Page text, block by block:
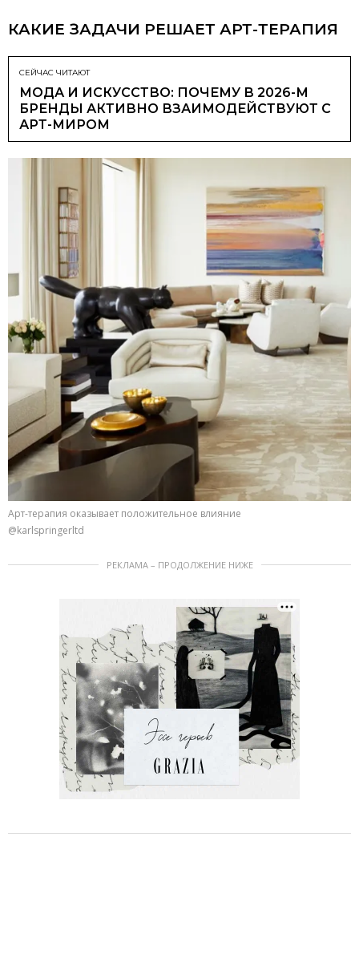
КАКИЕ ЗАДАЧИ РЕШАЕТ АРТ-ТЕРАПИЯ
СЕЙЧАС ЧИТАЮТ
МОДА И ИСКУССТВО: ПОЧЕМУ В 2026-М
БРЕНДЫ АКТИВНО ВЗАИМОДЕЙСТВУЮТ С
АРТ-МИРОМ
Арт-терапия оказывает положительное влияние
@karlspringerltd
РЕКЛАМА – ПРОДОЛЖЕНИЕ НИЖЕ